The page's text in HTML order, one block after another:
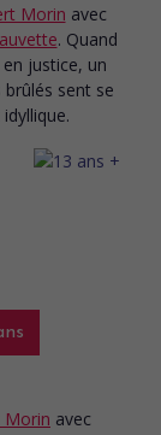
Morin avec
. Quand
justice, un
brûlés sent se
Morin avec